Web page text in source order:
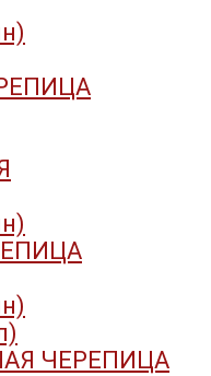
ЧЕРЕПИЦА